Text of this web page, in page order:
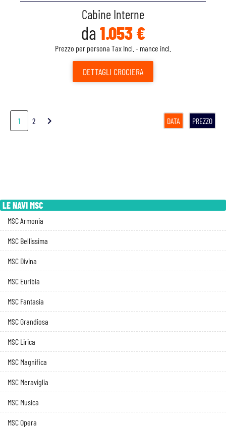
Cabine Interne
da 1.053 €
Prezzo per persona Tax Incl. - mance incl.
DETTAGLI CROCIERA
1 2 chevron_right DATA PREZZO
LE NAVI MSC
MSC Armonia
MSC Bellissima
MSC Divina
MSC Euribia
MSC Fantasia
MSC Grandiosa
MSC Lirica
MSC Magnifica
MSC Meraviglia
MSC Musica
MSC Opera